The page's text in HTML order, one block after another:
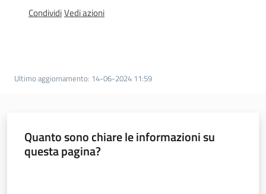
e
Seguici
CondividiVedi azioni
Ultimo aggiornamento: 14-06-2024 11:59
Quanto sono chiare le informazioni su
questa pagina?